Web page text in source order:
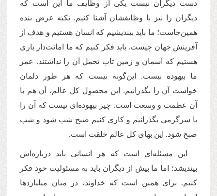
دست دیگران نیست یکی از وظایف ما این است که
دیگران را نیز با وظایفشان آشنا کنیم. تکیه‌ عرض بنده
همین‌جاست؛ ما باید بیندیشیم که انسان هستیم و هدف از
آفرینش جهان چیست. باید فکر کنیم که ما امانت‌دار باری
هستیم که آسمان و زمین تاب تحمل آن را نداشتند. عمر
ما بیهوده نیست. این‌گونه نیست که هر طور دلمان
خواست آن را بگذرانیم. این محصول کل عالم، آن هم با
آن عظمت و وسعت است. چیز بیهوده‌ای نیست که آن را
با سرگرمی بگذرانیم و کاری کنیم صبح شب شود و شب
صبح شود. این بهای کل عالم خلقت است.
این مسئله‌ای است که هر انسانی باید درباره‌اش
بیندیشد؛ اما ما بیش از دیگران باید به مسئولیت خود فکر
کنیم. برای همین است که خداوند، در میان میلیاردها